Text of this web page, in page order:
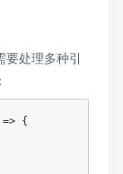
要处理多种引
=> {